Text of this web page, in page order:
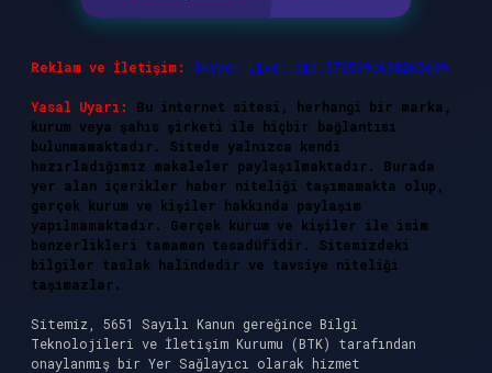
Reklam ve İletişim: Skype: live:.cid.575569c608265c69
Yasal Uyarı:
Bu internet sitesi, herhangi bir marka,
kurum veya şahıs şirketi ile hiçbir bağlantısı
bulunmamaktadır. Sitede yalnızca kendi
hazırladığımız makaleler paylaşılmaktadır. Burada
yer alan içerikler haber niteliği taşımamakta olup,
gerçek kurum ve kişiler hakkında paylaşım
yapılmamaktadır. Gerçek kurum ve kişiler ile isim
benzerlikleri tamamen tesadüfidir. Sitemizdeki
bilgiler taslak halindedir ve tavsiye niteliği
taşımazlar.
Sitemiz, 5651 Sayılı Kanun gereğince Bilgi
Teknolojileri ve İletişim Kurumu (BTK) tarafından
onaylanmış bir Yer Sağlayıcı olarak hizmet